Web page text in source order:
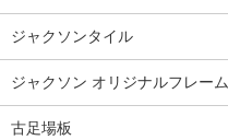
ジャクソンタイル
ジャクソン オリジナルフレーム
古足場板